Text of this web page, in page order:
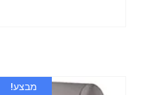
מבצע!